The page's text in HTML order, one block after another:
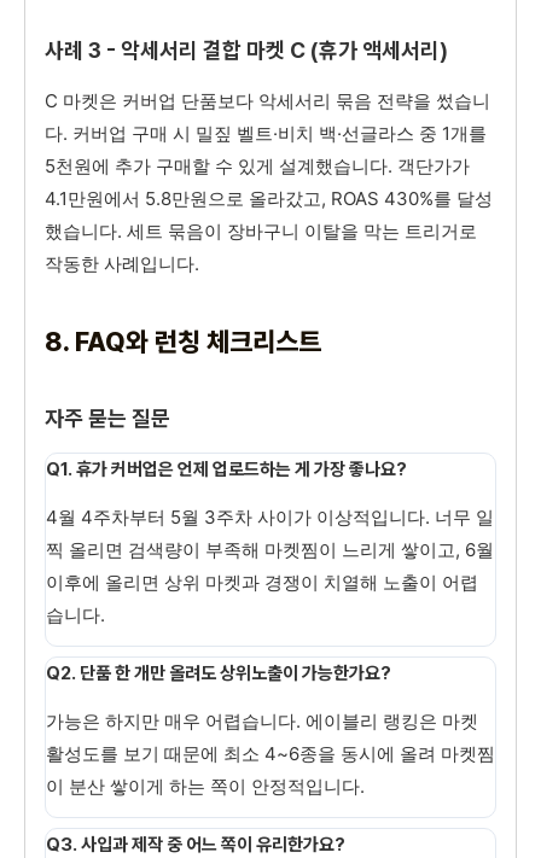
사례 3 - 악세서리 결합 마켓 C (휴가 액세서리)
C 마켓은 커버업 단품보다 악세서리 묶음 전략을 썼습니
다. 커버업 구매 시 밀짚 벨트·비치 백·선글라스 중 1개를
5천원에 추가 구매할 수 있게 설계했습니다. 객단가가
4.1만원에서 5.8만원으로 올라갔고, ROAS 430%를 달성
했습니다. 세트 묶음이 장바구니 이탈을 막는 트리거로
작동한 사례입니다.
8. FAQ와 런칭 체크리스트
자주 묻는 질문
Q1. 휴가 커버업은 언제 업로드하는 게 가장 좋나요?
4월 4주차부터 5월 3주차 사이가 이상적입니다. 너무 일
찍 올리면 검색량이 부족해 마켓찜이 느리게 쌓이고, 6월
이후에 올리면 상위 마켓과 경쟁이 치열해 노출이 어렵
습니다.
Q2. 단품 한 개만 올려도 상위노출이 가능한가요?
가능은 하지만 매우 어렵습니다. 에이블리 랭킹은 마켓
활성도를 보기 때문에 최소 4~6종을 동시에 올려 마켓찜
이 분산 쌓이게 하는 쪽이 안정적입니다.
Q3. 사입과 제작 중 어느 쪽이 유리한가요?